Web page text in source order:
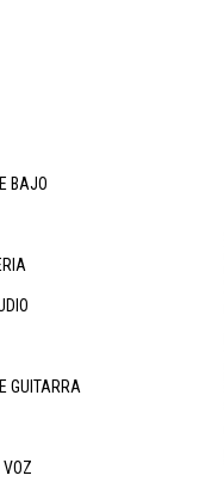
BAJO
GUITARRA
VOZ